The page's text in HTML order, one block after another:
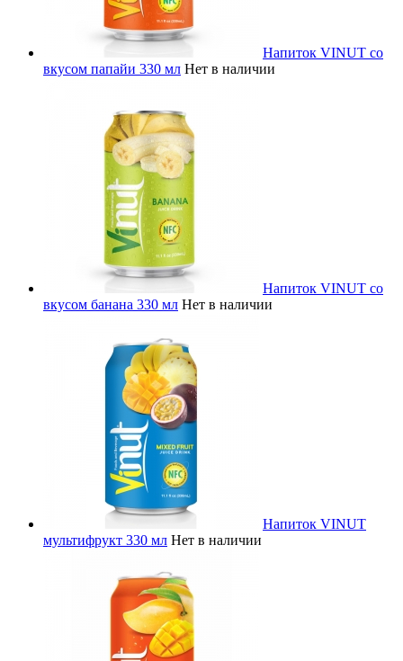
Напиток VINUT со
вкусом папайи 330 мл Нет в наличии
Напиток VINUT со
вкусом банана 330 мл Нет в наличии
Напиток VINUT
мультифрукт 330 мл Нет в наличии